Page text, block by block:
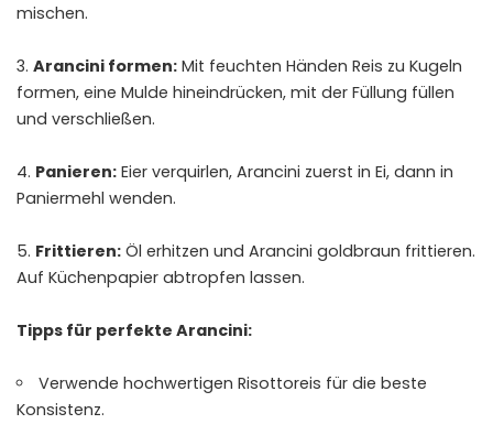
mischen.
Arancini formen: Mit feuchten Händen Reis zu Kugeln
formen, eine Mulde hineindrücken, mit der Füllung füllen
und verschließen.
Panieren: Eier verquirlen, Arancini zuerst in Ei, dann in
Paniermehl wenden.
Frittieren: Öl erhitzen und Arancini goldbraun frittieren.
Auf Küchenpapier abtropfen lassen.
Tipps für perfekte Arancini:
Verwende hochwertigen Risottoreis für die beste
Konsistenz.